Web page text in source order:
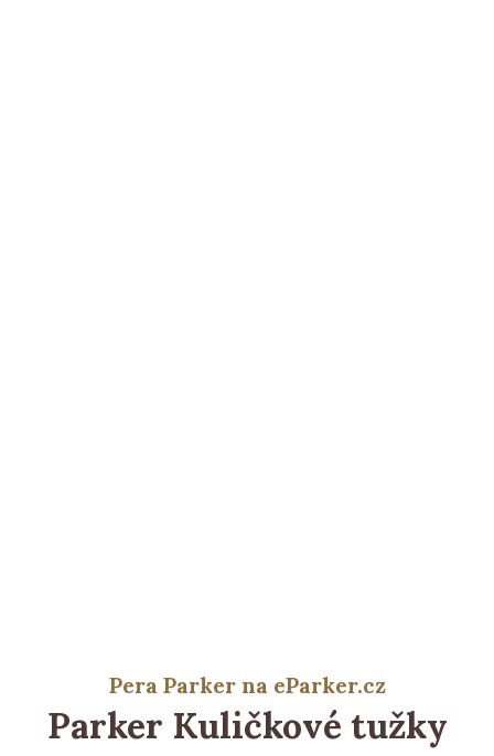
Pera Parker na eParker.cz
Parker Kuličkové tužky